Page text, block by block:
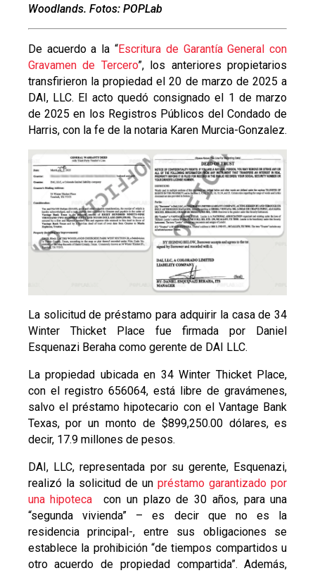
Woodlands. Fotos: POPLab
De acuerdo a la “Escritura de Garantía General con
Gravamen de Tercero”, los anteriores propietarios
transfirieron la propiedad el 20 de marzo de 2025 a
DAI, LLC. El acto quedó consignado el 1 de marzo
de 2025 en los Registros Públicos del Condado de
Harris, con la fe de la notaria Karen Murcia-Gonzalez.
La solicitud de préstamo para adquirir la casa de 34
Winter Thicket Place fue firmada por Daniel
Esquenazi Beraha como gerente de DAI LLC.
La propiedad ubicada en 34 Winter Thicket Place,
con el registro 656064, está libre de gravámenes,
salvo el préstamo hipotecario con el Vantage Bank
Texas, por un monto de $899,250.00 dólares, es
decir, 17.9 millones de pesos.
DAI, LLC, representada por su gerente, Esquenazi,
realizó la solicitud de unpréstamo garantizado por
una hipoteca con un plazo de 30 años, para una
“segunda vivienda” – es decir que no es la
residencia principal-, entre sus obligaciones se
establece la prohibición “de tiempos compartidos u
otro acuerdo de propiedad compartida”. Además,